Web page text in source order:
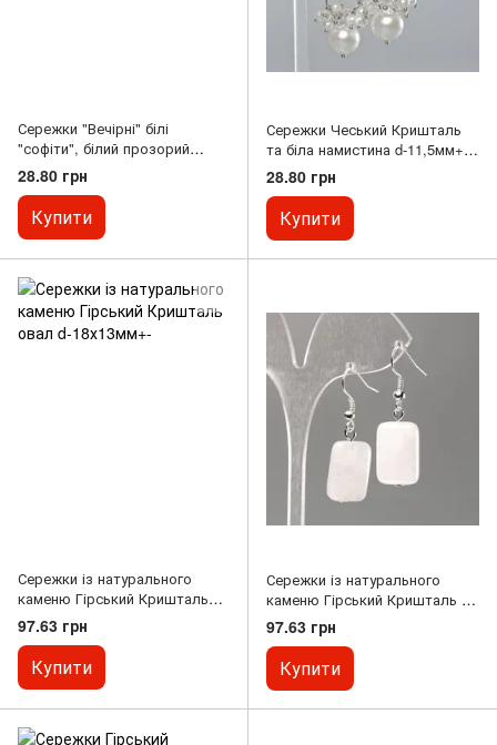
Сережки "Вечірні" білі
"софіти", білий прозорий
чеський кришталь L-5см
28.80 грн
Купити
Сережки Чеський Кришталь
та біла намистина d-11,5мм+-L-
59мм+-
28.80 грн
Купити
Сережки із натурального
каменю Гірський Кришталь
овал d-18х13мм+-
97.63 грн
Купити
Сережки із натурального
каменю Гірський Кришталь d-
18х13 мм+-
97.63 грн
Купити